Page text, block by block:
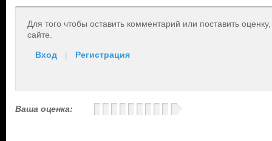
Для того чтобы оставить комментарий или поставить
сайте.
Вход | Регистрация
Ваша оценка: